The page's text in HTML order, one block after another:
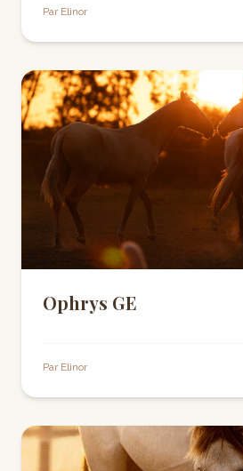
Par Elinor
Ophrys GE
Par Elinor